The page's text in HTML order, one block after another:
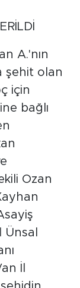
A.'nın
şehit olan
için
bağlı
Ozan
İl